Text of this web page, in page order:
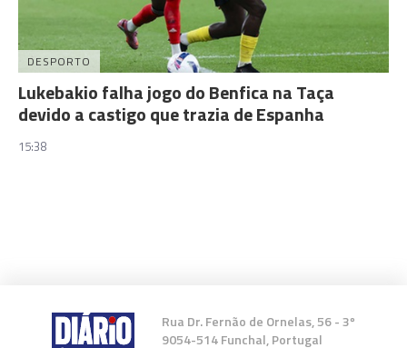
DESPORTO
Lukebakio falha jogo do Benfica na Taça
devido a castigo que trazia de Espanha
15:38
Rua Dr. Fernão de Ornelas, 56 - 3º
9054-514 Funchal, Portugal